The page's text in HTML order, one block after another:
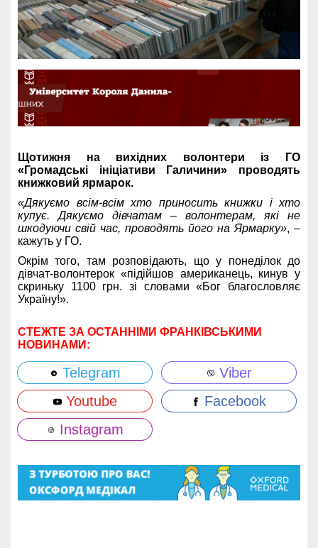
Щотижня на вихідних волонтери із ГО
«Громадські ініціативи Галичини» проводять
книжковий ярмарок.
«Дякуємо всім-всім хто приносить книжки і хто
купує. Дякуємо дівчатам – волонтерам, які не
шкодуючи свій час, проводять його на Ярмарку», –
кажуть у ГО.
Окрім того, там розповідають, що у понеділок до
дівчат-волонтерок «підійшов американець, кинув у
скриньку 1100 грн. зі словами «Бог благословляє
Україну!».
СТЕЖТЕ ЗА ОСТАННІМИ ФРАНКІВСЬКИМИ
НОВИНАМИ:
Telegram
Viber
Youtube
Facebook
Instagram